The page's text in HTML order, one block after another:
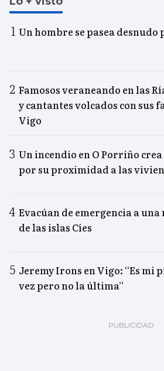
Un hombre se pasea desnudo
Famosos veraneando en las
y cantantes volcados con sus
Vigo
Un incendio en O Porriño
por su proximidad a las
Evacúan de emergencia a una
de las islas Cíes
Jeremy Irons en Vigo: “Es mi
vez pero no la última”